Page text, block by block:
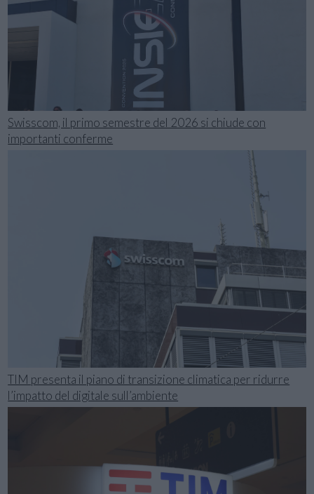
Swisscom, il primo semestre del 2026 si chiude con
importanti conferme
TIM presenta il piano di transizione climatica per ridurre
l’impatto del digitale sull’ambiente